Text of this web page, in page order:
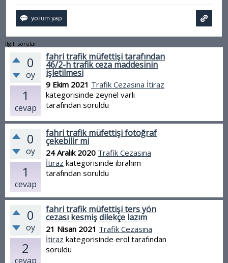
İlgili sorular
0
oy
1
cevap
fahri trafik müfettişi tarafından
46/2-h trafik ceza maddesinin
işletilmesi
9 Ekim 2021 Trafik Cezasına İtiraz
kategorisinde zeynel varlı
tarafından soruldu
0
oy
1
cevap
fahri trafik müfettişi fotoğraf
çekebilir mi
24 Aralık 2020 Trafik Cezasına
İtiraz kategorisinde ibrahim
tarafından soruldu
0
oy
2
cevap
fahri trafik müfettişi ters yön
cezası kesmiş dilekçe lazım
21 Nisan 2021 Trafik Cezasına
İtiraz kategorisinde erol tarafından
soruldu